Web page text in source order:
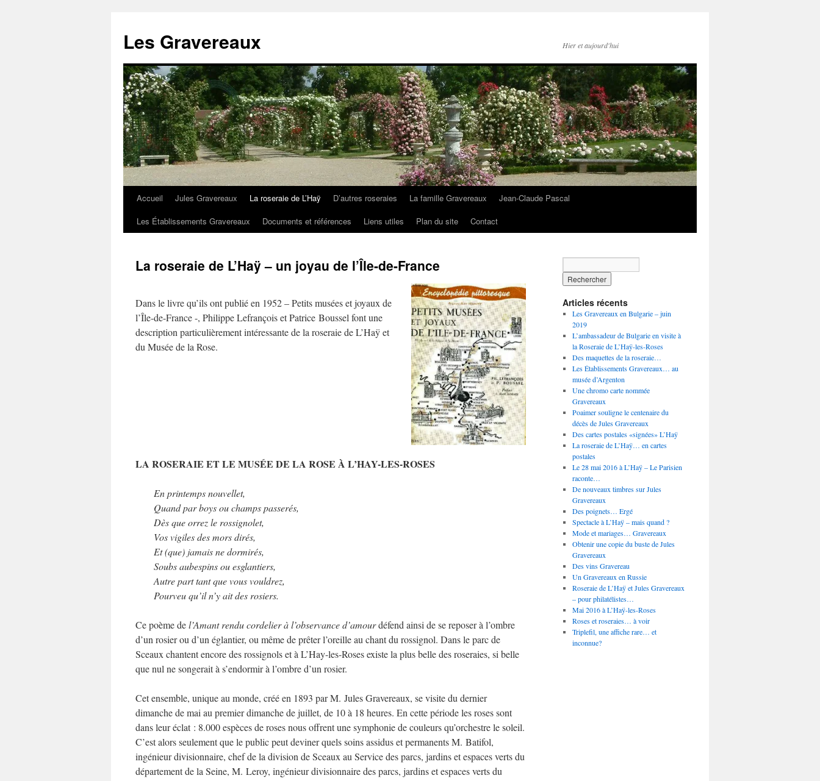
contenu
Les Gravereaux Hier et aujourd'hui
Accueil Jules Gravereaux La roseraie de L’Haÿ D’autres roseraies La famille Gravereaux
Jean-Claude Pascal
Les Établissements Gravereaux
Documents et références Liens utiles Plan du site Contact
La roseraie de L’Haÿ – un joyau de l’Île-de-France
Dans le livre qu’ils ont publié en 1952 – Petits musées et joyaux de
l’Île-de-France -, Philippe Lefrançois et Patrice Boussel font une
description particulièrement intéressante de la roseraie de L’Haÿ et
du Musée de la Rose.
LA ROSERAIE ET LE MUSÉE DE LA ROSE À L’HAY-LES-ROSES
En printemps nouvellet,
Quand par boys ou champs passerés,
Dès que orrez le rossignolet,
Vos vigiles des mors dirés,
Et (que) jamais ne dormirés,
Soubs aubespins ou esglantiers,
Autre part tant que vous vouldrez,
Pourveu qu’il n’y ait des rosiers.
Ce poème del’Amant rendu cordelier à l’observance d’amourdéfend ainsi de se reposer à l’ombre
d’un rosier ou d’un églantier, ou même de prêter l’oreille au chant du rossignol. Dans le parc de
Sceaux chantent encore des rossignols et à L’Hay-les-Roses existe la plus belle des roseraies, si belle
que nul ne songerait à s’endormir à l’ombre d’un rosier.
Cet ensemble, unique au monde, créé en 1893 par M. Jules Gravereaux, se visite du dernier
dimanche de mai au premier dimanche de juillet, de 10 à 18 heures. En cette période les roses sont
dans leur éclat : 8.000 espèces de roses nous offrent une symphonie de couleurs qu’orchestre le soleil.
C’est alors seulement que le public peut deviner quels soins assidus et permanents M. Batifol,
ingénieur divisionnaire, chef de la division de Sceaux au Service des parcs, jardins et espaces verts du
département de la Seine, M. Leroy, ingénieur divisionnaire des parcs, jardins et espaces verts du
Articles récents
Les Gravereaux en Bulgarie – juin
2019
L’ambassadeur de Bulgarie en visite à
la Roseraie de L’Haÿ-les-Roses
Des maquettes de la roseraie…
Les Établissements Gravereaux… au
musée d’Argenton
Une chromo carte nommée
Gravereaux
Poaimer souligne le centenaire du
décès de Jules Gravereaux
Des cartes postales «signées» L’Haÿ
La roseraie de L’Haÿ… en cartes
postales
Le 28 mai 2016 à L’Haÿ – Le Parisien
raconte…
De nouveaux timbres sur Jules
Gravereaux
Des poignets… Ergé
Spectacle à L’Haÿ – mais quand ?
Mode et mariages… Gravereaux
Obtenir une copie du buste de Jules
Gravereaux
Des vins Gravereau
Un Gravereaux en Russie
Roseraie de L’Haÿ et Jules Gravereaux
– pour philatélistes…
Mai 2016 à L’Haÿ-les-Roses
Roses et roseraies… à voir
Triplefil, une affiche rare… et
inconnue?